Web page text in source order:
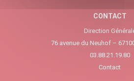
CONTACT
Direction
76 avenue du Neuhof –
03.88.21.19.80
Contact